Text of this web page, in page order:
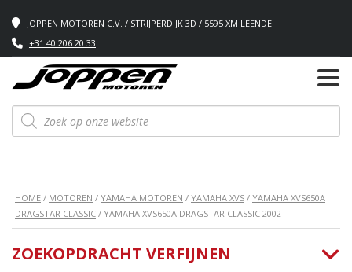
JOPPEN MOTOREN C.V. / STRIJPERDIJK 3D / 5595 XM LEENDE
+31 40 206 20 33
Producten
zoeken
HOME / MOTOREN / YAMAHA MOTOREN / YAMAHA XVS / YAMAHA XVS650A
DRAGSTAR CLASSIC / YAMAHA XVS650A DRAGSTAR CLASSIC 2002
ZOEKOPDRACHT VERFIJNEN